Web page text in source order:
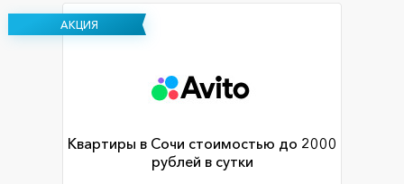
АКЦИЯ
Квартиры в Сочи стоимостью до 2000
рублей в сутки